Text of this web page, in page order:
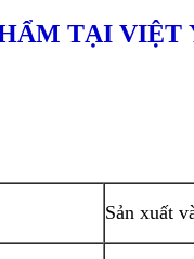
TẠI VIỆT
Sản xuất